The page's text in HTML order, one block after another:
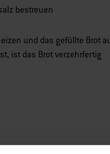
bestreuen
und das gefüllte Brot
ist das Brot verzehrfertig